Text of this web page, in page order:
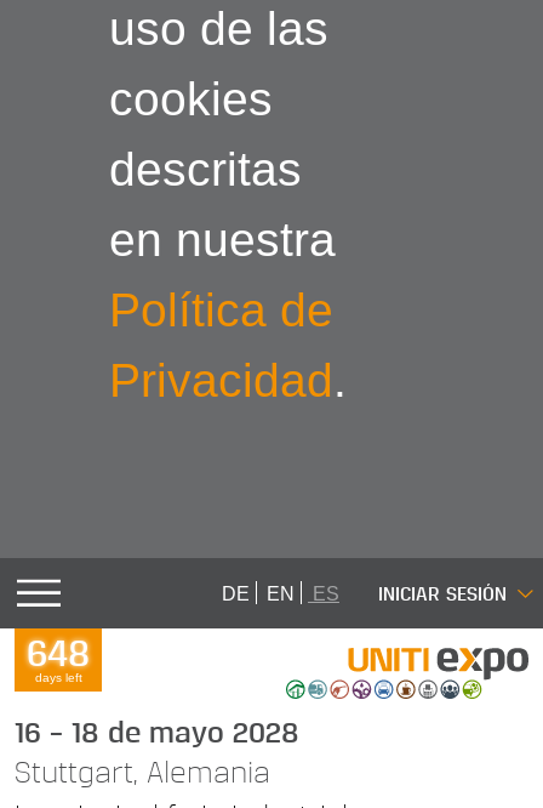
uso de las
cookies
descritas
en nuestra
Política de
Privacidad.
DE EN ES INICIAR SESIÓN
648
days left
16 – 18 de mayo 2028
Stuttgart, Alemania